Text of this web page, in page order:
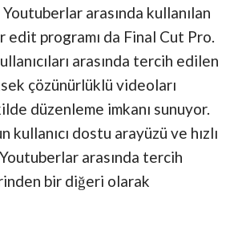
Youtuberlar arasında kullanılan
edit programı da Final Cut Pro.
arasında tercih edilen
çözünürlüklü videoları
düzenleme imkanı sunuyor.
kullanıcı dostu arayüzü ve hızlı
arasında tercih
bir diğeri olarak